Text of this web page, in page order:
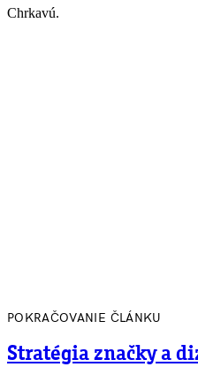
Chrkavú.
POKRAČOVANIE ČLÁNKU
Stratégia značky a